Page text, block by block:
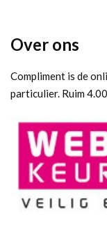
Over ons
Compliment is de
particulier. Ruim